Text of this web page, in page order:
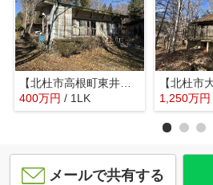
【北杜市高根町東井出】管理分譲地内にあるコンパクトな平家
400万円 / 1LK
1,250万円
メールで共有する